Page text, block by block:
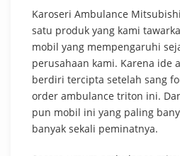
Karoseri Ambulance
satu produk yang kami
mobil yang mempengaruhi
perusahaan kami. Karena ide
berdiri tercipta setelah sang
order ambulance triton ini.
pun mobil ini yang paling
banyak sekali peminatnya.